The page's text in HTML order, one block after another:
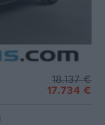
18.137 €
17.734 €